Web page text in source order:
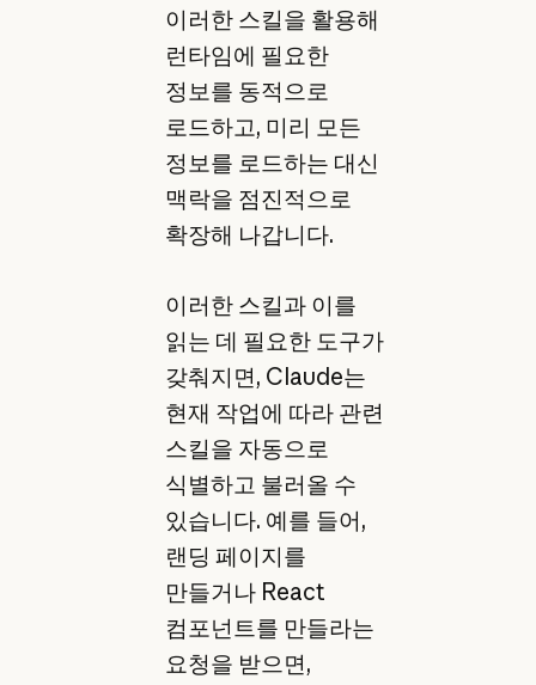
이러한 스킬을 활용해
런타임에 필요한
정보를 동적으로
로드하고, 미리 모든
정보를 로드하는 대신
맥락을 점진적으로
확장해 나갑니다.
이러한 스킬과 이를
읽는 데 필요한 도구가
갖춰지면, Claude는
현재 작업에 따라 관련
스킬을 자동으로
식별하고 불러올 수
있습니다. 예를 들어,
랜딩 페이지를
만들거나 React
컴포넌트를 만들라는
요청을 받으면,